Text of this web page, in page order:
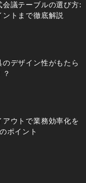
会議テーブルの選び方:
トまで徹底解説
のデザイン性がもたら
アウトで業務効率化を
ポイント